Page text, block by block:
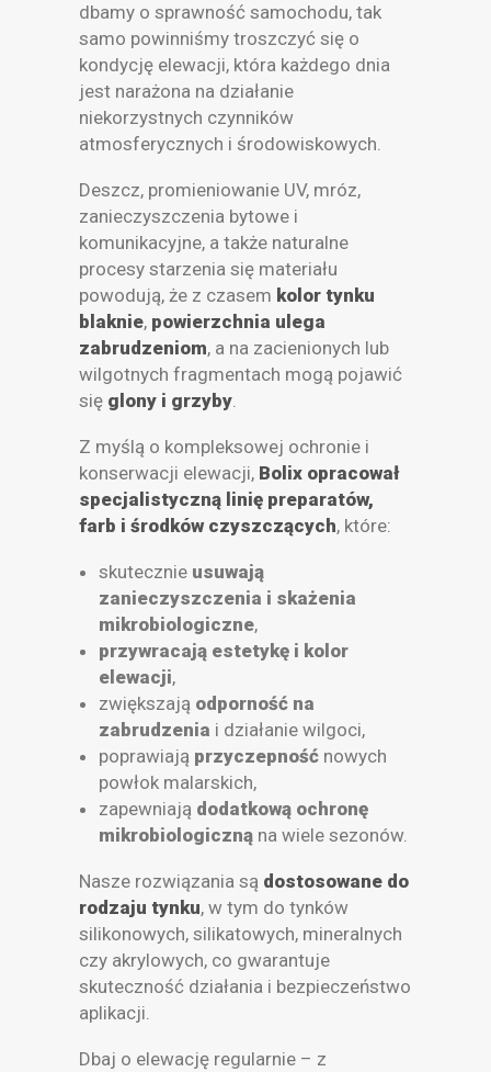
dbamy o sprawność samochodu, tak
samo powinniśmy troszczyć się o
kondycję elewacji, która każdego dnia
jest narażona na działanie
niekorzystnych czynników
atmosferycznych i środowiskowych.
Deszcz, promieniowanie UV, mróz,
zanieczyszczenia bytowe i
komunikacyjne, a także naturalne
procesy starzenia się materiału
powodują, że z czasem kolor tynku
blaknie, powierzchnia ulega
zabrudzeniom, a na zacienionych lub
wilgotnych fragmentach mogą pojawić
się glony i grzyby.
Z myślą o kompleksowej ochronie i
konserwacji elewacji, Bolix opracował
specjalistyczną linię preparatów,
farb i środków czyszczących, które:
skutecznie usuwają
zanieczyszczenia i skażenia
mikrobiologiczne,
przywracają estetykę i kolor
elewacji,
zwiększają odporność na
zabrudzenia i działanie wilgoci,
poprawiają przyczepność nowych
powłok malarskich,
zapewniają dodatkową ochronę
mikrobiologiczną na wiele sezonów.
Nasze rozwiązania są dostosowane do
rodzaju tynku, w tym do tynków
silikonowych, silikatowych, mineralnych
czy akrylowych, co gwarantuje
skuteczność działania i bezpieczeństwo
aplikacji.
Dbaj o elewację regularnie – z